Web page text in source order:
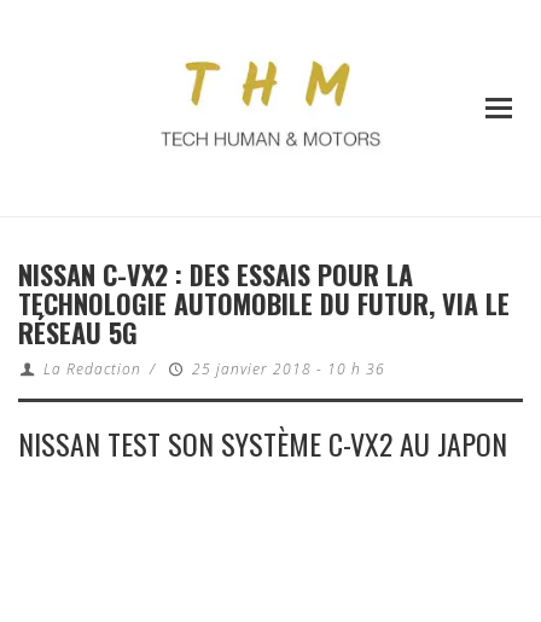
NISSAN C-VX2 : DES ESSAIS POUR LA
TECHNOLOGIE AUTOMOBILE DU FUTUR, VIA LE
RÉSEAU 5G
La Redaction / 25 janvier 2018 - 10 h 36
NISSAN TEST SON SYSTÈME C-VX2 AU JAPON